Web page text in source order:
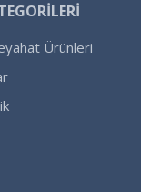
Ürünleri